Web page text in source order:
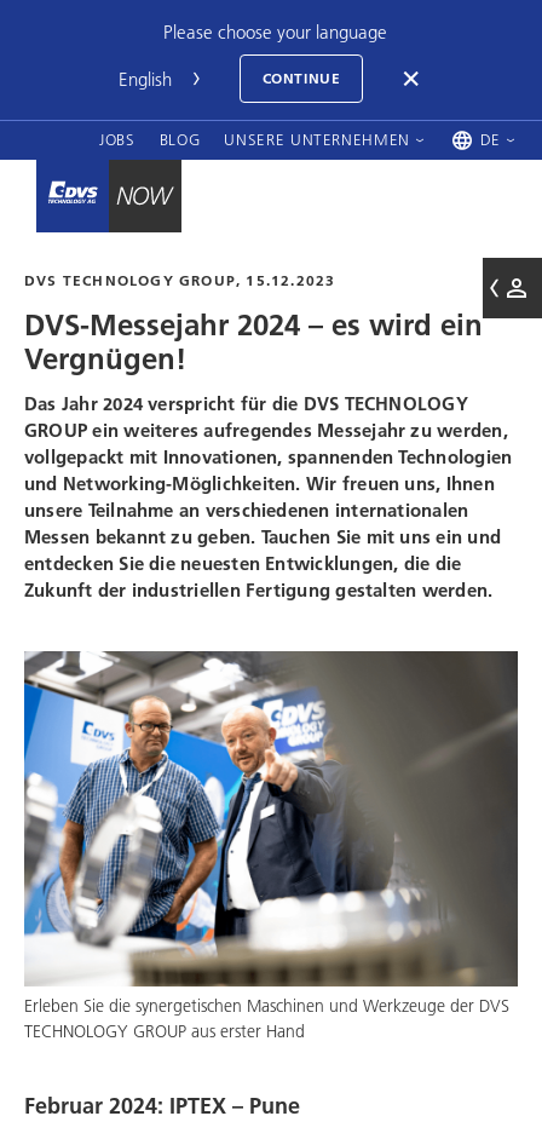
Please choose your language
CONTINUE
JOBS BLOG UNSERE UNTERNEHMEN DE
DVS TECHNOLOGY GROUP, 15.12.2023
DVS-Messejahr 2024 – es wird ein
Vergnügen!
Das Jahr 2024 verspricht für die DVS TECHNOLOGY
GROUP ein weiteres aufregendes Messejahr zu werden,
vollgepackt mit Innovationen, spannenden Technologien
und Networking-Möglichkeiten. Wir freuen uns, Ihnen
unsere Teilnahme an verschiedenen internationalen
Messen bekannt zu geben. Tauchen Sie mit uns ein und
entdecken Sie die neuesten Entwicklungen, die die
Zukunft der industriellen Fertigung gestalten werden.
Erleben Sie die synergetischen Maschinen und Werkzeuge der DVS
TECHNOLOGY GROUP aus erster Hand
Februar 2024: IPTEX – Pune